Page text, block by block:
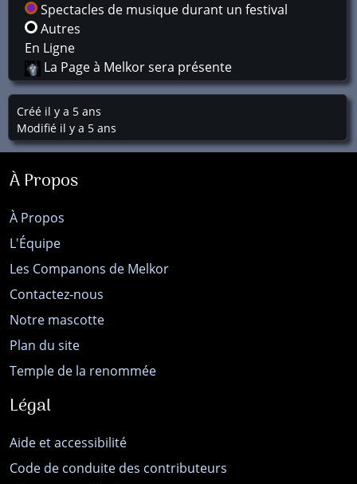
Spectacles de musique durant un festival
Autres
En Ligne
La Page à Melkor sera présente
Créé il y a 5 ans
Modifié il y a 5 ans
À Propos
À Propos
L'Équipe
Les Companons de Melkor
Contactez-nous
Notre mascotte
Plan du site
Temple de la renommée
Légal
Aide et accessibilité
Code de conduite des contributeurs